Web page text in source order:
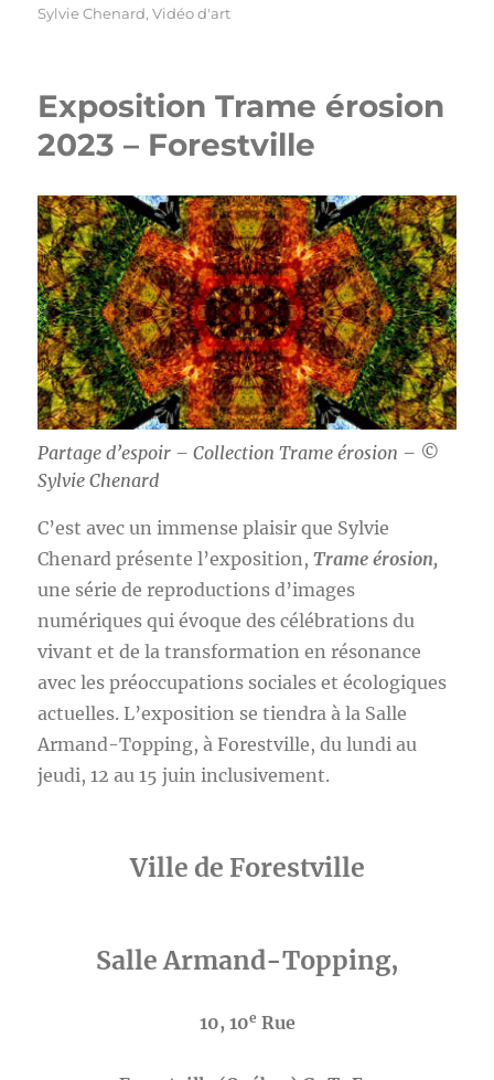
Sylvie Chenard,Vidéo d'art
Exposition Trame érosion
2023 – Forestville
Partage d’espoir – Collection Trame érosion – ©
Sylvie Chenard
C’est avec un immense plaisir que Sylvie
Chenard présente l’exposition,Trame érosion,
une série de reproductions d’images
numériques qui évoque des célébrations du
vivant et de la transformation en résonance
avec les préoccupations sociales et écologiques
actuelles. L’exposition se tiendra à la Salle
Armand-Topping, à Forestville, du lundi au
jeudi, 12 au 15 juin inclusivement.
Ville de Forestville
Salle Armand-Topping,
10, 10e Rue